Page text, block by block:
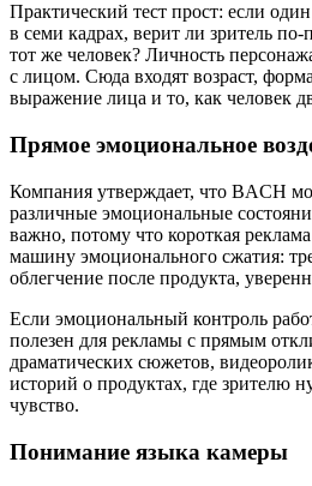
Практический тест прост: если
в семи кадрах, верит ли зритель
тот же человек? Личность
с лицом. Сюда входят возраст,
выражение лица и то, как человек
Прямое эмоциональное
Компания утверждает, что BACH
различные эмоциональные
важно, потому что короткая
машину эмоционального сжатия:
облегчение после продукта,
Если эмоциональный контроль
полезен для рекламы с прямым
драматических сюжетов,
историй о продуктах, где зрителю
чувство.
Понимание языка камеры